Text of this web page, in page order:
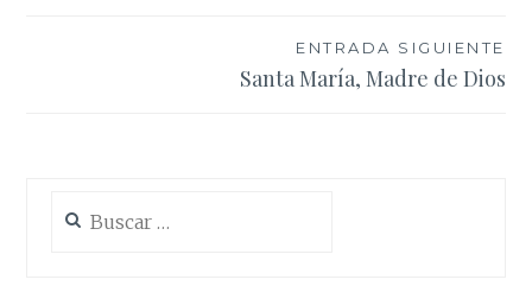
ENTRADA SIGUIENTE
Santa María, Madre de Dios